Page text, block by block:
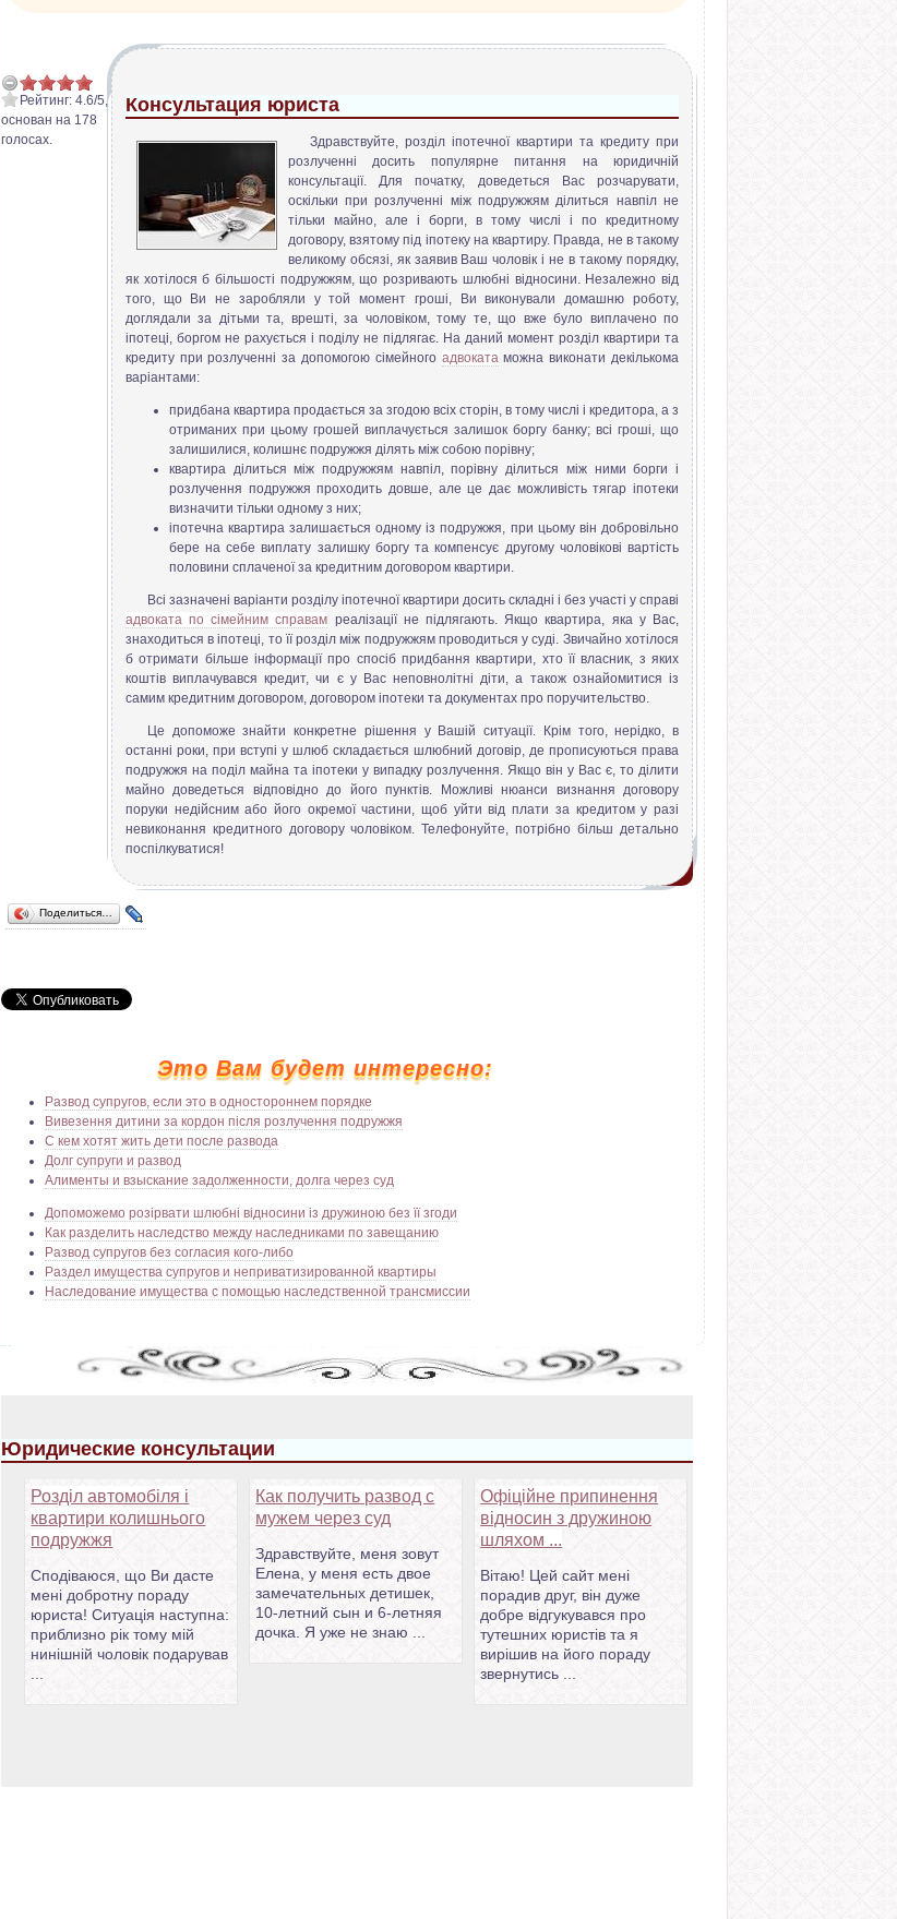
Консультация юриста
Здравствуйте, розділ іпотечної квартири та кредиту при
розлученні досить популярне питання на юридичній
консультації. Для початку, доведеться Вас розчарувати,
оскільки при розлученні між подружжям ділиться навпіл не
тільки майно, але і борги, в тому числі і по кредитному
договору, взятому під іпотеку на квартиру. Правда, не в такому
великому обсязі, як заявив Ваш чоловік і не в такому порядку,
як хотілося б більшості подружжям, що розривають шлюбні відносини. Незалежно від
того, що Ви не заробляли у той момент гроші, Ви виконували домашню роботу,
доглядали за дітьми та, врешті, за чоловіком, тому те, що вже було виплачено по
іпотеці, боргом не рахується і поділу не підлягає. На даний момент розділ квартири та
кредиту при розлученні за допомогою сімейного адвокатаможна виконати декількома
варіантами:
придбана квартира продається за згодою всіх сторін, в тому числі і кредитора, а з
отриманих при цьому грошей виплачується залишок боргу банку; всі гроші, що
залишилися, колишнє подружжя ділять між собою порівну;
квартира ділиться між подружжям навпіл, порівну ділиться між ними борги і
розлучення подружжя проходить довше, але це дає можливість тягар іпотеки
визначити тільки одному з них;
іпотечна квартира залишається одному із подружжя, при цьому він добровільно
бере на себе виплату залишку боргу та компенсує другому чоловікові вартість
половини сплаченої за кредитним договором квартири.
Всі зазначені варіанти розділу іпотечної квартири досить складні і без участі у справі
адвоката по сімейним справам реалізації не підлягають. Якщо квартира, яка у Вас,
знаходиться в іпотеці, то її розділ між подружжям проводиться у суді. Звичайно хотілося
б отримати більше інформації про спосіб придбання квартири, хто її власник, з яких
коштів виплачувався кредит, чи є у Вас неповнолітні діти, а також ознайомитися із
самим кредитним договором, договором іпотеки та документах про поручительство.
Це допоможе знайти конкретне рішення у Вашій ситуації. Крім того, нерідко, в
останні роки, при вступі у шлюб складається шлюбний договір, де прописуються права
подружжя на поділ майна та іпотеки у випадку розлучення. Якщо він у Вас є, то ділити
майно доведеться відповідно до його пунктів. Можливі нюанси визнання договору
поруки недійсним або його окремої частини, щоб уйти від плати за кредитом у разі
невиконання кредитного договору чоловіком. Телефонуйте, потрібно більш детально
поспілкуватися!
Рейтинг: 4.6/5,
основан на 178
голосах.
Поделиться…
Это Вам будет интересно:
Развод супругов, если это в одностороннем порядке
Вивезення дитини за кордон після розлучення подружжя
С кем хотят жить дети после развода
Долг супруги и развод
Алименты и взыскание задолженности, долга через суд
Допоможемо розірвати шлюбні відносини із дружиною без її згоди
Как разделить наследство между наследниками по завещанию
Развод супругов без согласия кого-либо
Раздел имущества супругов и неприватизированной квартиры
Наследование имущества с помощью наследственной трансмиссии
Юридические консультации
Офіційне припинення
відносин з дружиною
шляхом ...
Вітаю! Цей сайт мені
порадив друг, він дуже
добре відгукувався про
тутешних юристів та я
вирішив на його пораду
звернутись ...
Как получить развод с
мужем через суд
Здравствуйте, меня зовут
Елена, у меня есть двое
замечательных детишек,
10-летний сын и 6-летняя
дочка. Я уже не знаю ...
Розділ автомобіля і
квартири колишнього
подружжя
Сподіваюся, що Ви дасте
мені добротну пораду
юриста! Ситуація наступна:
приблизно рік тому мій
нинішній чоловік подарував